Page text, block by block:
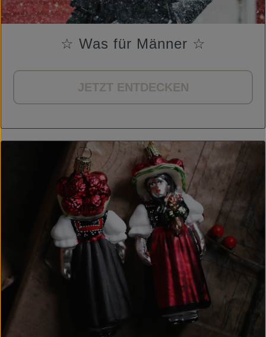
☆ Was für Männer ☆
JETZT ENTDECKEN